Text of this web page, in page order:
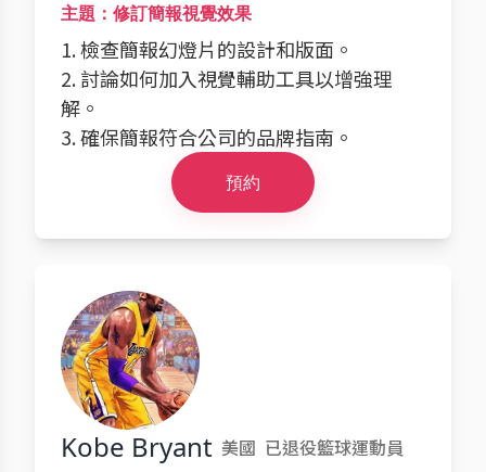
主題：修訂簡報視覺效果
1. 檢查簡報幻燈片的設計和版面。
2. 討論如何加入視覺輔助工具以增強理
解。
3. 確保簡報符合公司的品牌指南。
預約
Kobe Bryant 美國 已退役籃球運動員